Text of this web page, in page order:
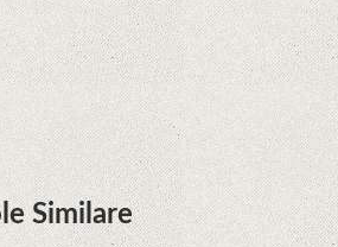
primeşte o posibilă dată de lansare
decât credeam; Are cameră
zoom optic variabil
Similare